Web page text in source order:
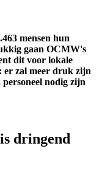
mensen hun
gaan OCMW's
dit voor lokale
er zal meer druk zijn
nodig zijn
dringend